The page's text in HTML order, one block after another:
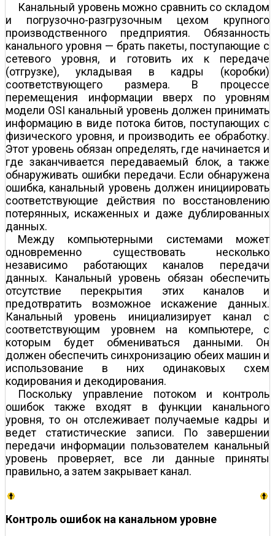
Канальный уровень можно сравнить со складом
и погрузочно-разгрузочным цехом крупного
производственного предприятия. Обязанность
канального уровня — брать пакеты, поступающие с
сетевого уровня, и готовить их к передаче
(отгрузке), укладывая в кадры (коробки)
соответствующего размера. В процессе
перемещения информации вверх по уровням
модели OSI канальный уровень должен принимать
информацию в виде потока битов, поступающих с
физического уровня, и производить ее обработку.
Этот уровень обязан определять, где начинается и
где заканчивается передаваемый блок, а также
обнаруживать ошибки передачи. Если обнаружена
ошибка, канальный уровень должен инициировать
соответствующие действия по восстановлению
потерянных, искаженных и даже дублированных
данных.
Между компьютерными системами может
одновременно существовать несколько
независимо работающих каналов передачи
данных. Канальный уровень обязан обеспечить
отсутствие перекрытия этих каналов и
предотвратить возможное искажение данных.
Канальный уровень инициализирует канал с
соответствующим уровнем на компьютере, с
которым будет обмениваться данными. Он
должен обеспечить синхронизацию обеих машин и
использование в них одинаковых схем
кодирования и декодирования.
Поскольку управление потоком и контроль
ошибок также входят в функции канального
уровня, то он отслеживает получаемые кадры и
ведет статистические записи. По завершении
передачи информации пользователем канальный
уровень проверяет, все ли данные приняты
правильно, а затем закрывает канал.
Контроль ошибок на канальном уровне